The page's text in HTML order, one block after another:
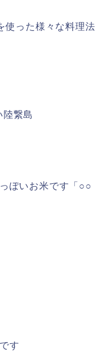
った様々な料理法
陸繋島
ぽいお米です「○○
す